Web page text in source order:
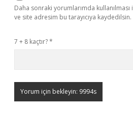
Daha sonraki yorumlarımda
ve site adresim bu tarayıcıya kaydedilsin.
7 + 8 kaçtır?*